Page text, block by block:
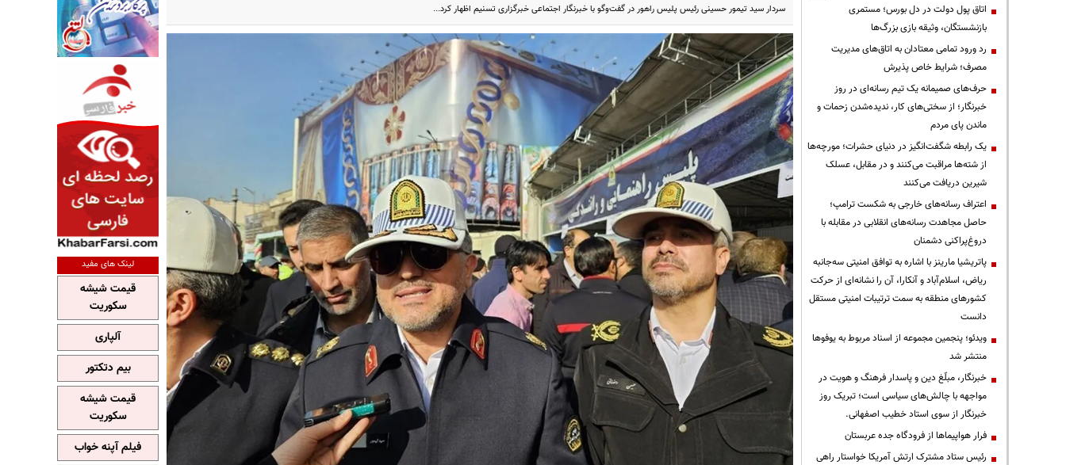
سردار سید تیمور حسینی رئیس پلیس راهور در گفت‌وگو با خبرنگار اجتماعی خبرگزاری تسنیم اظهار کرد...
اتاق پول دولت در دل بورس؛ مستمری
بازنشستگان، وثیقه بازی بزرگ‌ها
رد ورود تمامی معتادان به اتاق‌های مدیریت
مصرف؛ شرایط خاص پذیرش
حرف‌های صمیمانه یک تیم رسانه‌ای در روز
خبرنگار؛ از سختی‌های کار، ندیده‌شدن زحمات و
ماندن پای مردم
یک رابطه شگفت‌انگیز در دنیای حشرات؛ مورچه‌ها
از شته‌ها مراقبت می‌کنند و در مقابل، عسلک
شیرین دریافت می‌کنند
اعتراف رسانه‌های خارجی به شکست ترامپ؛
حاصل مجاهدت رسانه‌های انقلابی در مقابله با
دروغ‌پراکنی دشمنان
پاتریشیا مارینز با اشاره به توافق امنیتی سه‌جانبه
ریاض، اسلام‌آباد و آنکارا، آن را نشانه‌ای از حرکت
کشورهای منطقه به سمت ترتیبات امنیتی مستقل
دانست
ویدئو؛ پنجمین مجموعه از اسناد مربوط به یوفوها
منتشر شد
خبرنگار، مبلّغ دین و پاسدار فرهنگ و هویت در
مواجهه با چالش‌های سیاسی است؛ تبریک روز
خبرنگار از سوی استاد خطیب اصفهانی.
فرار هواپیماها از فرودگاه جده عربستان
رئیس ستاد مشترک ارتش آمریکا خواستار راهی
لینک های مفید
قیمت شیشه
سکوریت
آلپاری
بیم دتکتور
قیمت شیشه
سکوریت
فیلم آپنه خواب